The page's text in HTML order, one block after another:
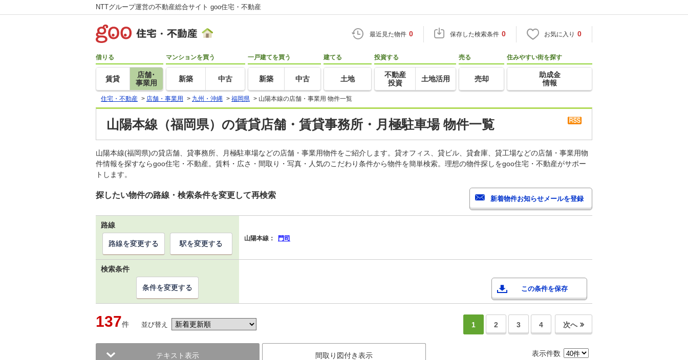
NTTグループ運営の不動産総合サイト goo住宅・不動産
最近見た物件 0 保存した検索条件 0 お気に入り 0
借りる
賃貸
店舗･
事業用
マンションを買う
新築 中古
一戸建てを買う
新築 中古
建てる
土地
投資する
不動産
投資
土地活用
売る
売却
住みやすい街を探す
助成金
情報
住宅・不動産 > 店舗・事業用 > 九州・沖縄 > 福岡県 > 山陽本線の店舗・事業用 物件一覧
山陽本線（福岡県）の賃貸店舗・賃貸事務所・月極駐車場 物件一覧
山陽本線(福岡県)の貸店舗、貸事務所、月極駐車場などの店舗・事業用物件をご紹介します。貸オフィス、貸ビル、貸倉庫、貸工場などの店舗・事業用物
件情報を探すならgoo住宅・不動産。賃料・広さ・間取り・写真・人気のこだわり条件から物件を簡単検索。理想の物件探しをgoo住宅・不動産がサポー
トします。
探したい物件の路線・検索条件を変更して再検索
路線
山陽本線： 門司
路線を変更する 駅を変更する
検索条件
この条件を保存
条件を変更する
137件 並び替え 1 2 3 4 次へ
テキスト表示 間取り図付き表示 表示件数